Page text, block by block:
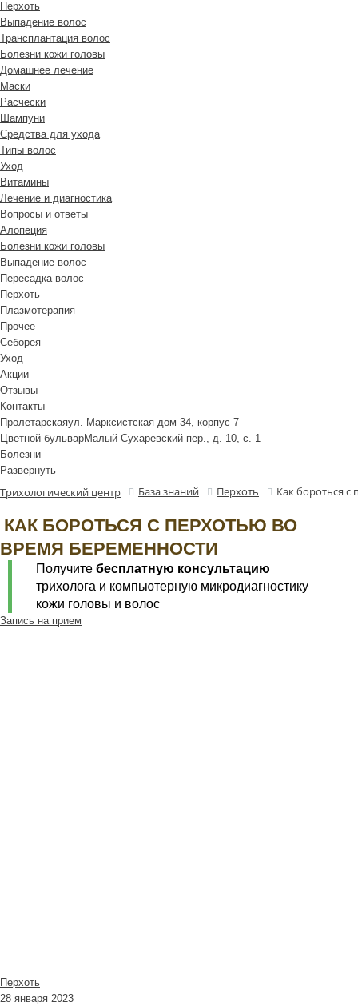
Перхоть
Выпадение волос
Трансплантация волос
Болезни кожи головы
Домашнее лечение
Маски
Расчески
Шампуни
Средства для ухода
Типы волос
Уход
Витамины
Лечение и диагностика
Вопросы и ответы
Алопеция
Болезни кожи головы
Выпадение волос
Пересадка волос
Перхоть
Плазмотерапия
Прочее
Себорея
Уход
Акции
Отзывы
Контакты
Пролетарскаяул. Марксистская дом 34, корпус 7
Цветной бульварМалый Сухаревский пер., д. 10, с. 1
Болезни
Развернуть
Трихологический центр База знаний Перхоть Как бороться
КАК БОРОТЬСЯ С ПЕРХОТЬЮ ВО
ВРЕМЯ БЕРЕМЕННОСТИ
Получите бесплатную консультацию
трихолога и компьютерную микродиагностику
кожи головы и волос
Запись на прием
Перхоть
28 января 2023